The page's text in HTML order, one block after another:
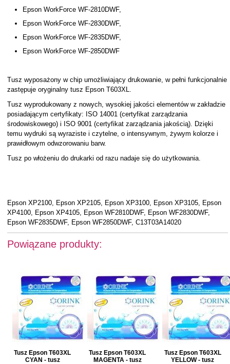
Epson WorkForce WF-2810DWF,
Epson WorkForce WF-2830DWF,
Epson WorkForce WF-2835DWF,
Epson WorkForce WF-2850DWF
Tusz wyposażony w chip umożliwiający drukowanie, w pełni funkcjonalnie
zastępuje oryginalny tusz Epson T603XL.
Tusz wyprodukowany z nowych, wysokiej jakości elementów w zakładzie
posiadającym certyfikaty: ISO 14001 (certyfikat zarządzania
środowiskowego) i ISO 9001 (certyfikat zarządzania jakością). Dzięki
temu wydruki są wyraziste i czytelne, o intensywnym, żywym kolorze i
prawidłowym odwzorowaniu barw.
Tusz po włożeniu do drukarki od razu nadaje się do użytkowania.
Epson XP2100, Epson XP2105, Epson XP3100, Epson XP3105, Epson
XP4100, Epson XP4105, Epson WF2810DWF, Epson WF2830DWF,
Epson WF2835DWF, Epson WF2850DWF, C13T03A14020
Powiązane produkty:
Tusz Epson T603XL
CYAN - tusz
Tusz Epson T603XL
MAGENTA - tusz
Tusz Epson T603XL
YELLOW - tusz